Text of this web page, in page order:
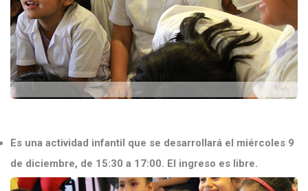
Es una actividad infantil que se desarrollará el miércoles 9
de diciembre, de 15:30 a 17:00. El ingreso es libre.